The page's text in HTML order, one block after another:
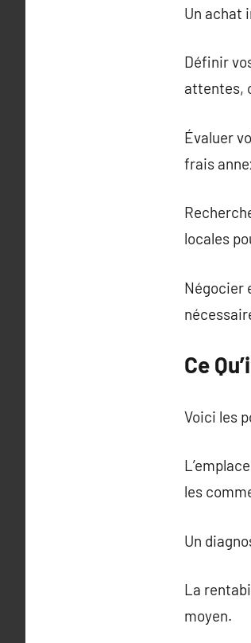
Un achat
Définir
attentes,
Évaluer
frais
locales
Négocier
Ce
Voici les
les
Un
La
moyen.